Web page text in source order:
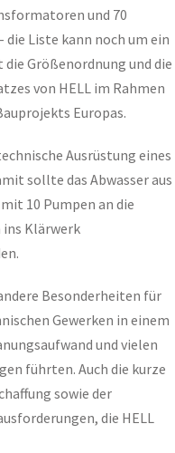
und 70
Liste kann noch um ein
Größenordnung und die
von HELL im Rahmen
Europas.
Ausrüstung eines
sollte das Abwasser aus
10 Pumpen an die
Klärwerk
Besonderheiten für
Gewerken in einem
und vielen
führten. Auch die kurze
sowie der
die HELL